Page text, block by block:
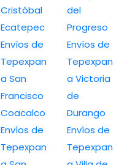
Cristóbal
Ecatepec
Envíos de
Tepexpan
a San
Francisco
Coacalco
Envíos de
Tepexpan
del
Progreso
Envíos de
Tepexpan
a Victoria
de
Durango
Envíos de
Tepexpan